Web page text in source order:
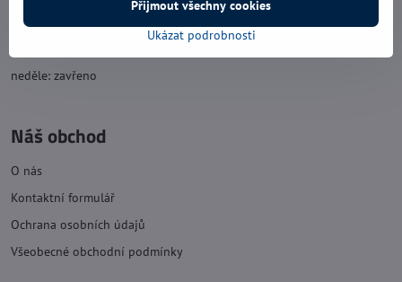
pátek: 8:00 - 16:00
neděle: zavřeno
Náš obchod
O nás
Kontaktní formulář
Ochrana osobních údajů
Všeobecné obchodní podmínky
Ukázat podrobnosti
Přijmout všechny cookies